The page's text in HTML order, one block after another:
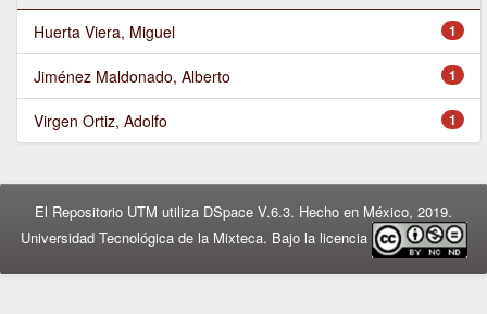
1
Huerta Viera, Miguel
1
Jiménez Maldonado, Alberto
1
Virgen Ortiz, Adolfo
El Repositorio UTM utiliza DSpace V.6.3. Hecho en México, 2019.
Universidad Tecnológica de la Mixteca. Bajo la licencia